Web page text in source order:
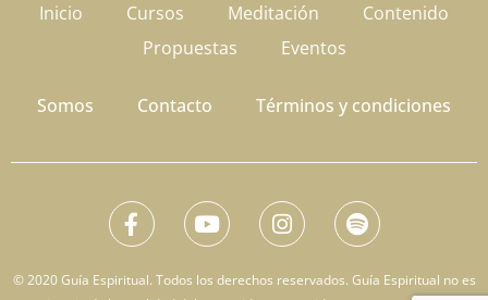
Inicio Cursos Meditación
Contenido
Propuestas
Eventos
Somos Contacto Términos y condiciones
© 2020 Guía Espiritual. Todos los derechos reservados. Guía Espiritual no es